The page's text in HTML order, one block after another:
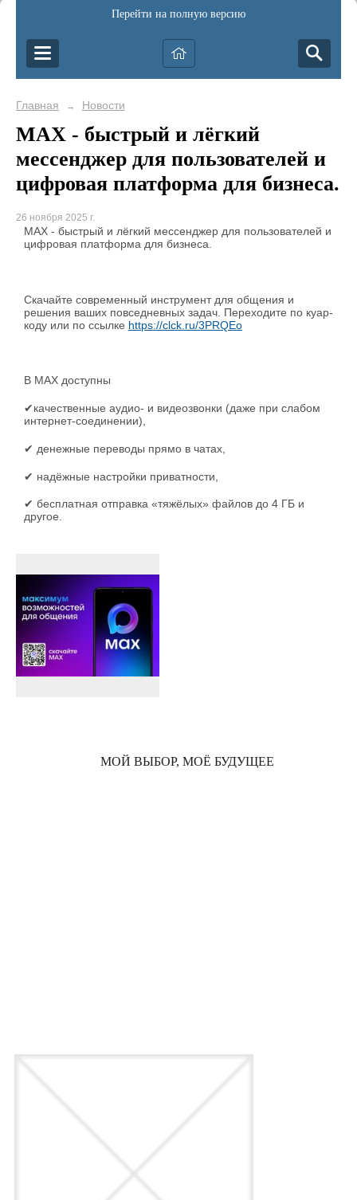
Перейти на полную версию
Главная → Новости
MAX - быстрый и лёгкий
мессенджер для пользователей и
цифровая платформа для бизнеса.
26 ноября 2025 г.
MAX - быстрый и лёгкий мессенджер для пользователей и
цифровая платформа для бизнеса.
Скачайте современный инструмент для общения и
решения ваших повседневных задач. Переходите по куар-
коду или по ссылке https://clck.ru/3PRQEo
В МАХ доступны
✔качественные аудио- и видеозвонки (даже при слабом
интернет-соединении),
✔ денежные переводы прямо в чатах,
✔ надёжные настройки приватности,
✔ бесплатная отправка «тяжёлых» файлов до 4 ГБ и
другое.
МОЙ ВЫБОР, МОЁ БУДУЩЕЕ